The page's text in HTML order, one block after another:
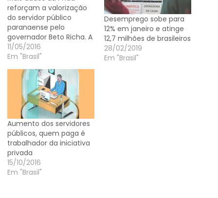
reforçam a valorização
do servidor público
paranaense pelo
governador Beto Richa. A
Gazeta do Povo aponta
que apenas o servidor
real neste ano e o salário
médio do funcionalismo
foi reajustado em 0,4%
em um ano. E o no
Paraná, o aumento dos…
11/05/2016
Em "Brasil"
Desemprego sobe para
12% em janeiro e atinge
12,7 milhões de brasileiros
28/02/2019
Em "Brasil"
Aumento dos servidores
públicos, quem paga é
trabalhador da iniciativa
privada
15/10/2016
Em "Brasil"